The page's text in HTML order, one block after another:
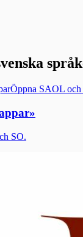
Öppna SAOL och
»
SO.